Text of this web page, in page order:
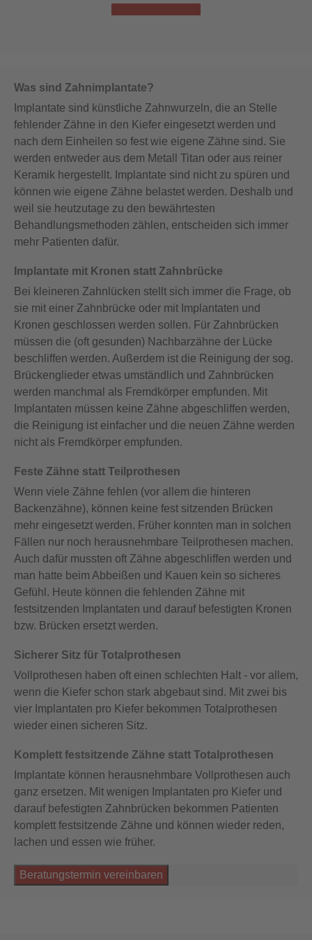
Was sind Zahnimplantate?
Implantate sind künstliche Zahnwurzeln, die an Stelle
fehlender Zähne in den Kiefer eingesetzt werden und
nach dem Einheilen so fest wie eigene Zähne sind. Sie
werden entweder aus dem Metall Titan oder aus reiner
Keramik hergestellt. Implantate sind nicht zu spüren und
können wie eigene Zähne belastet werden. Deshalb und
weil sie heutzutage zu den bewährtesten
Behandlungsmethoden zählen, entscheiden sich immer
mehr Patienten dafür.
Implantate mit Kronen statt Zahnbrücke
Bei kleineren Zahnlücken stellt sich immer die Frage, ob
sie mit einer Zahnbrücke oder mit Implantaten und
Kronen geschlossen werden sollen. Für Zahnbrücken
müssen die (oft gesunden) Nachbarzähne der Lücke
beschliffen werden. Außerdem ist die Reinigung der sog.
Brückenglieder etwas umständlich und Zahnbrücken
werden manchmal als Fremdkörper empfunden. Mit
Implantaten müssen keine Zähne abgeschliffen werden,
die Reinigung ist einfacher und die neuen Zähne werden
nicht als Fremdkörper empfunden.
Feste Zähne statt Teilprothesen
Wenn viele Zähne fehlen (vor allem die hinteren
Backenzähne), können keine fest sitzenden Brücken
mehr eingesetzt werden. Früher konnten man in solchen
Fällen nur noch herausnehmbare Teilprothesen machen.
Auch dafür mussten oft Zähne abgeschliffen werden und
man hatte beim Abbeißen und Kauen kein so sicheres
Gefühl. Heute können die fehlenden Zähne mit
festsitzenden Implantaten und darauf befestigten Kronen
bzw. Brücken ersetzt werden.
Sicherer Sitz für Totalprothesen
Vollprothesen haben oft einen schlechten Halt - vor allem,
wenn die Kiefer schon stark abgebaut sind. Mit zwei bis
vier Implantaten pro Kiefer bekommen Totalprothesen
wieder einen sicheren Sitz.
Komplett festsitzende Zähne statt Totalprothesen
Implantate können herausnehmbare Vollprothesen auch
ganz ersetzen. Mit wenigen Implantaten pro Kiefer und
darauf befestigten Zahnbrücken bekommen Patienten
komplett festsitzende Zähne und können wieder reden,
lachen und essen wie früher.
Beratungstermin vereinbaren